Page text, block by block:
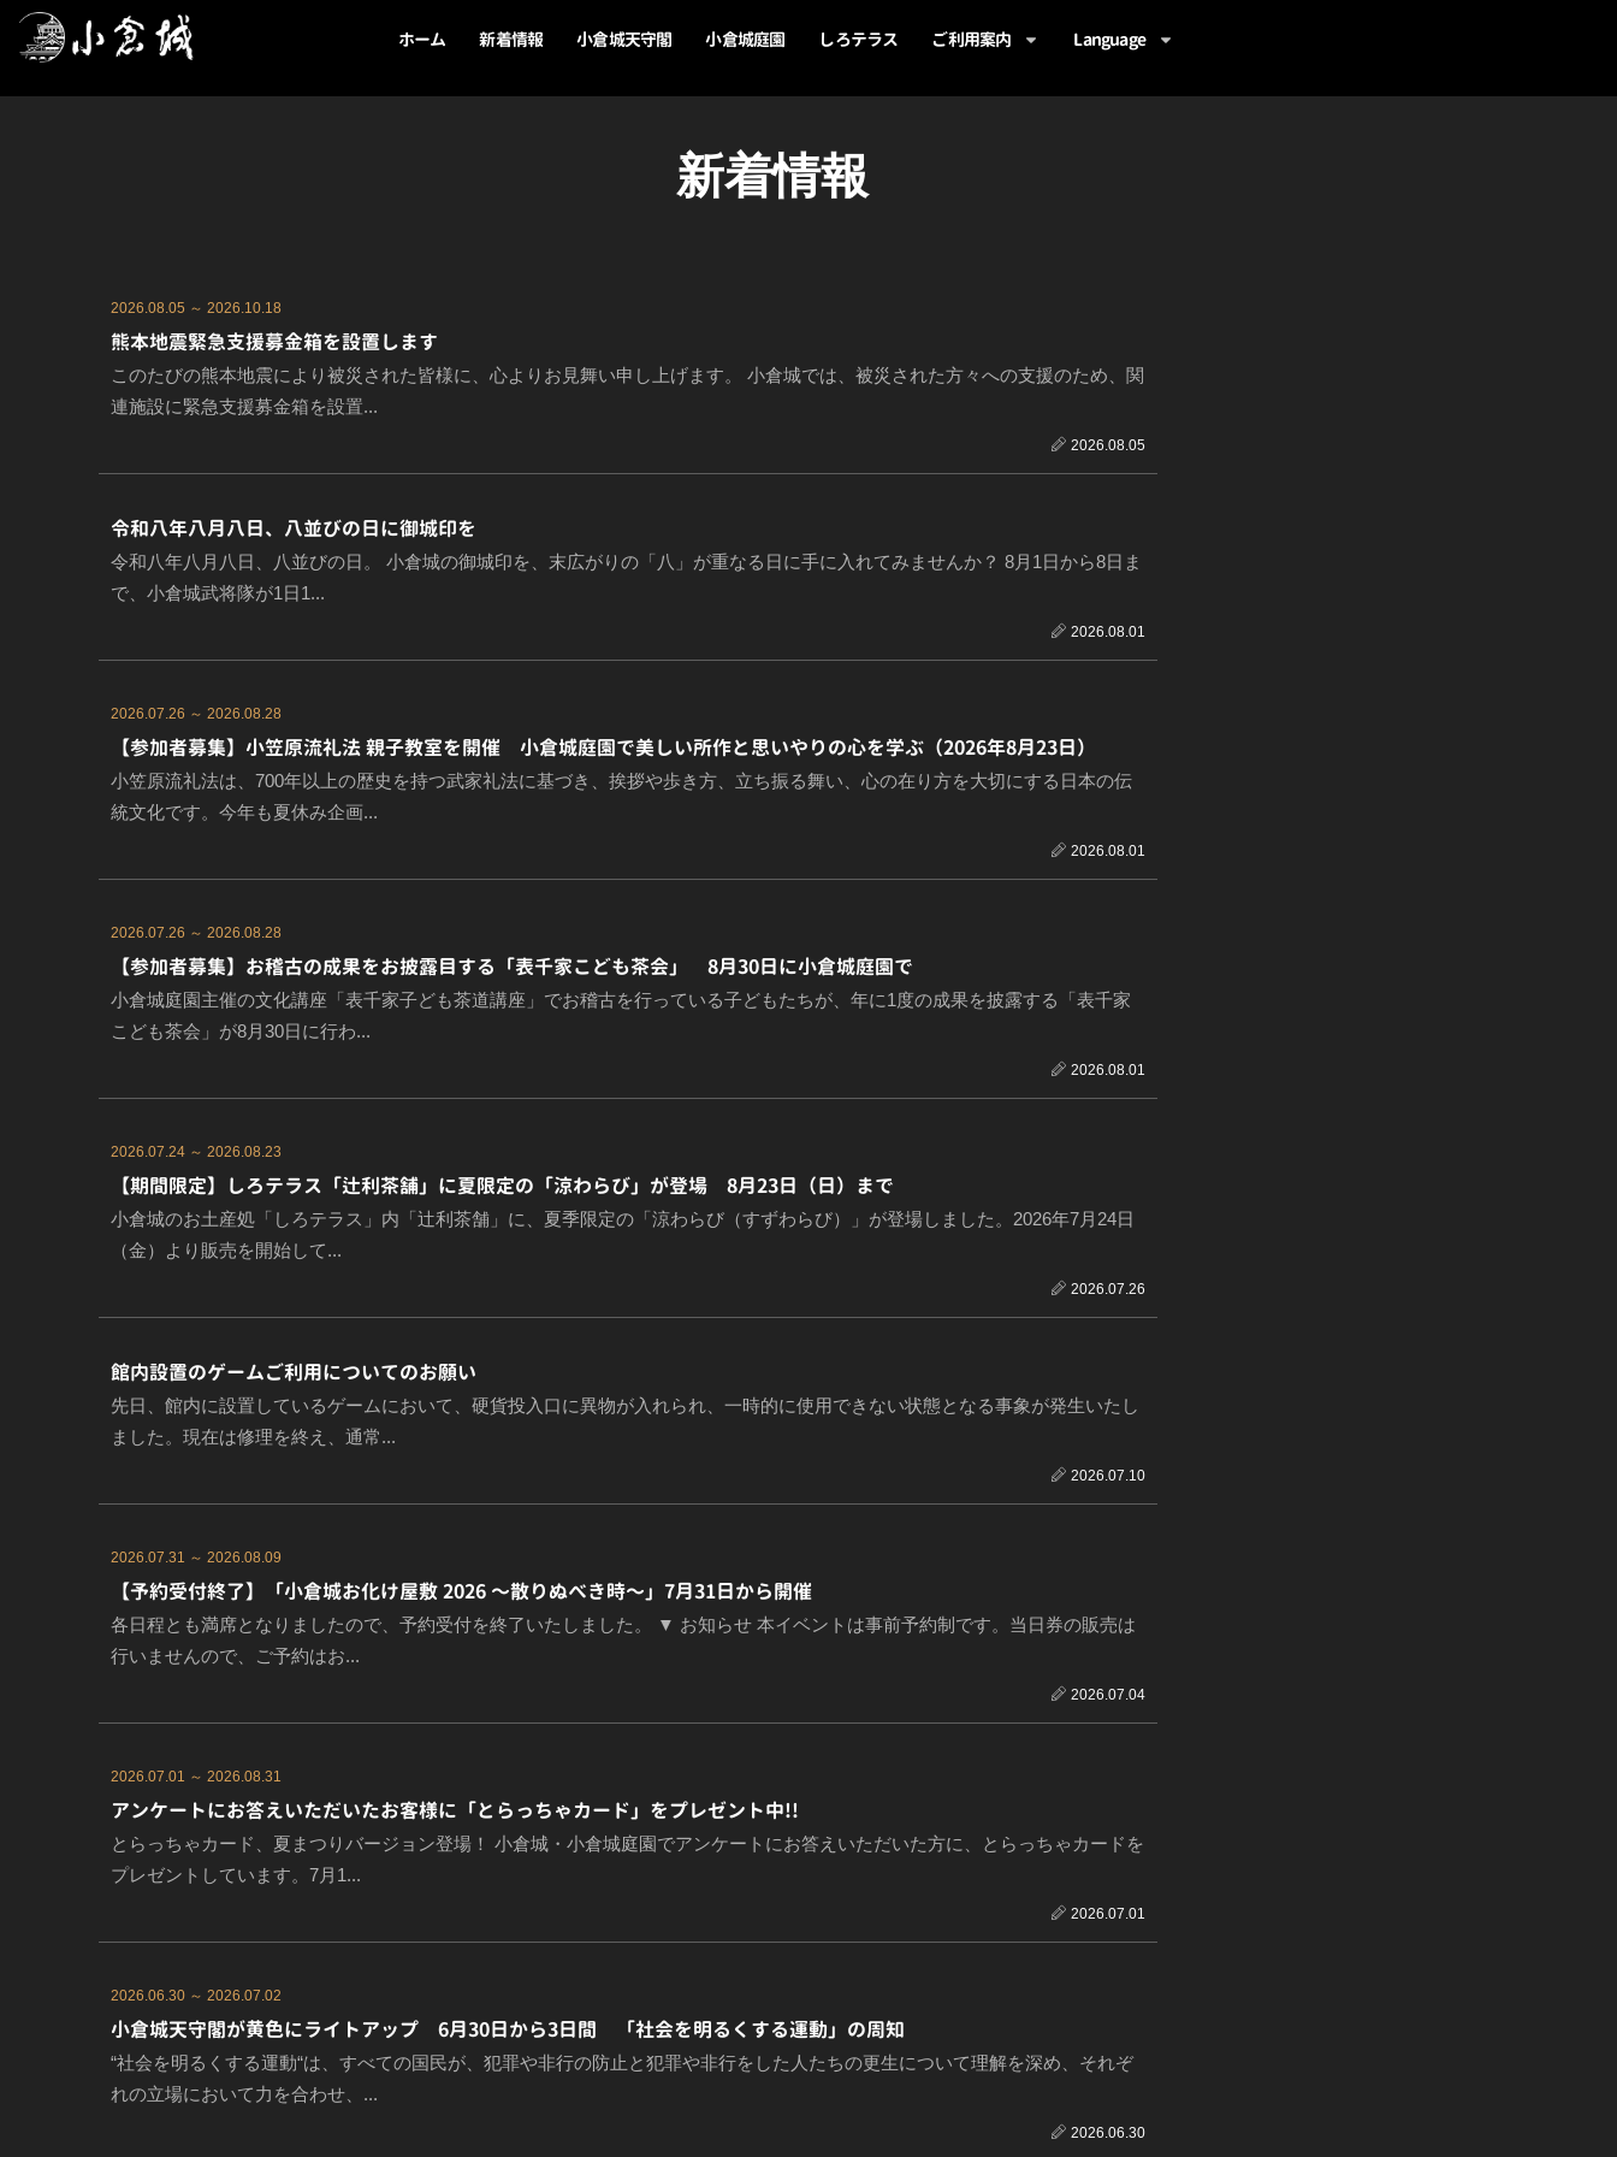
ホーム 新着情報 小倉城天守閣 小倉城庭園 しろテラス ご利用案内 Language
新着情報
2026.08.05 ～ 2026.10.18
熊本地震緊急支援募金箱を設置します
このたびの熊本地震により被災された皆様に、心よりお見舞い申し上げます。 小倉城では、被災された方々への支援のため、関
連施設に緊急支援募金箱を設置...
2026.08.05
令和八年八月八日、八並びの日に御城印を
令和八年八月八日、八並びの日。 小倉城の御城印を、末広がりの「八」が重なる日に手に入れてみませんか？ 8月1日から8日ま
で、小倉城武将隊が1日1...
2026.08.01
2026.07.26 ～ 2026.08.28
【参加者募集】小笠原流礼法 親子教室を開催 小倉城庭園で美しい所作と思いやりの心を学ぶ（2026年8月23日）
小笠原流礼法は、700年以上の歴史を持つ武家礼法に基づき、挨拶や歩き方、立ち振る舞い、心の在り方を大切にする日本の伝
統文化です。今年も夏休み企画...
2026.08.01
2026.07.26 ～ 2026.08.28
【参加者募集】お稽古の成果をお披露目する「表千家こども茶会」 8月30日に小倉城庭園で
小倉城庭園主催の文化講座「表千家子ども茶道講座」でお稽古を行っている子どもたちが、年に1度の成果を披露する「表千家
こども茶会」が8月30日に行わ...
2026.08.01
2026.07.24 ～ 2026.08.23
【期間限定】しろテラス「辻利茶舗」に夏限定の「涼わらび」が登場 8月23日（日）まで
小倉城のお土産処「しろテラス」内「辻利茶舗」に、夏季限定の「涼わらび（すずわらび）」が登場しました。2026年7月24日
（金）より販売を開始して...
2026.07.26
館内設置のゲームご利用についてのお願い
先日、館内に設置しているゲームにおいて、硬貨投入口に異物が入れられ、一時的に使用できない状態となる事象が発生いたし
ました。現在は修理を終え、通常...
2026.07.10
2026.07.31 ～ 2026.08.09
【予約受付終了】「小倉城お化け屋敷 2026 〜散りぬべき時〜」7月31日から開催
各日程とも満席となりましたので、予約受付を終了いたしました。 ▼ お知らせ 本イベントは事前予約制です。当日券の販売は
行いませんので、ご予約はお...
2026.07.04
2026.07.01 ～ 2026.08.31
アンケートにお答えいただいたお客様に「とらっちゃカード」をプレゼント中!!
とらっちゃカード、夏まつりバージョン登場！ 小倉城・小倉城庭園でアンケートにお答えいただいた方に、とらっちゃカードを
プレゼントしています。7月1...
2026.07.01
2026.06.30 ～ 2026.07.02
小倉城天守閣が黄色にライトアップ 6月30日から3日間 「社会を明るくする運動」の周知
“社会を明るくする運動“は、すべての国民が、犯罪や非行の防止と犯罪や非行をした人たちの更生について理解を深め、それぞ
れの立場において力を合わせ、...
2026.06.30